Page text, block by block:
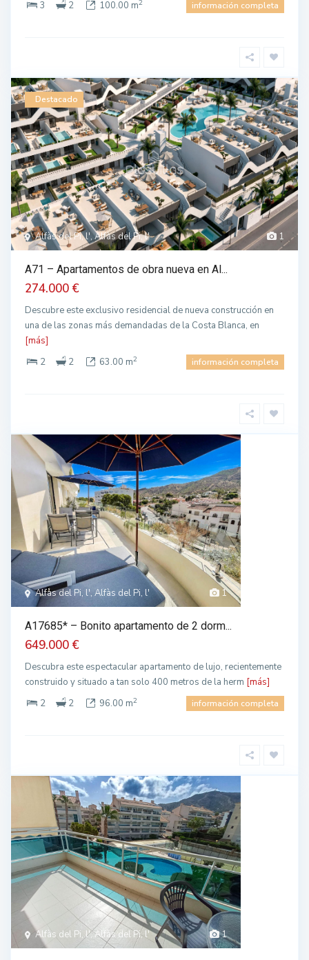
3 2 100.00 m2 información completa
1
Alfàs del Pi, l', Alfàs del Pi, l'
Destacado
A71 – Apartamentos de obra nueva en Al...
274.000 €
Descubre este exclusivo residencial de nueva construcción en
una de las zonas más demandadas de la Costa Blanca, en
[más]
2
2 63.00 m2 información completa
1
Alfàs del Pi, l', Alfàs del Pi, l'
A17685* – Bonito apartamento de 2 dorm...
649.000 €
Descubra este espectacular apartamento de lujo, recientemente
construido y situado a tan solo 400 metros de la herm [más]
2
2 96.00 m2 información completa
1
Alfàs del Pi, l', Alfàs del Pi, l'